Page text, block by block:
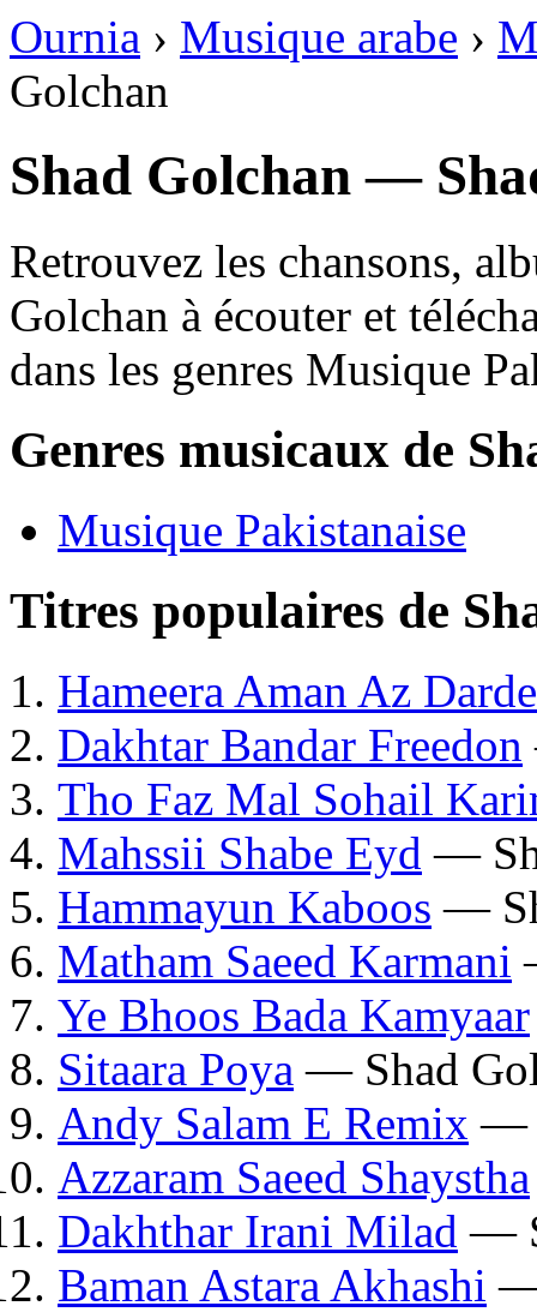
Ournia › Musique arabe ›
Golchan
Shad Golchan —
Retrouvez les chansons,
Golchan à écouter et
dans les genres Musique
Genres musicaux de
Musique Pakistanaise
Titres populaires de
Hameera Aman Az Darde
Dakhtar Bandar Freedon
Tho Faz Mal Sohail
Mahssii Shabe Eyd —
Hammayun Kaboos —
Matham Saeed Karmani
Ye Bhoos Bada Kamyaar
Sitaara Poya — Shad
Andy Salam E Remix —
Azzaram Saeed Shaystha
Dakhthar Irani Milad —
Baman Astara Akhashi —